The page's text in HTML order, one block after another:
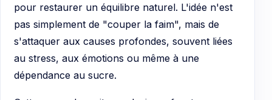
pour restaurer un équilibre naturel. L'idée n'est
pas simplement de "couper la faim", mais de
s'attaquer aux causes profondes, souvent liées
au stress, aux émotions ou même à une
dépendance au sucre.